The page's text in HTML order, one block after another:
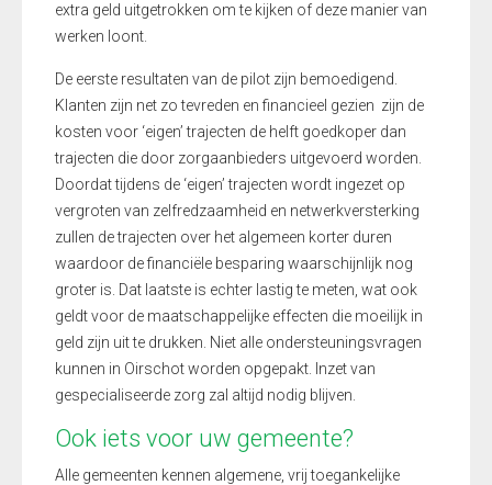
extra geld uitgetrokken om te kijken of deze manier van
werken loont.
De eerste resultaten van de pilot zijn bemoedigend.
Klanten zijn net zo tevreden en financieel gezien zijn de
kosten voor ‘eigen’ trajecten de helft goedkoper dan
trajecten die door zorgaanbieders uitgevoerd worden.
Doordat tijdens de ‘eigen’ trajecten wordt ingezet op
vergroten van zelfredzaamheid en netwerkversterking
zullen de trajecten over het algemeen korter duren
waardoor de financiële besparing waarschijnlijk nog
groter is. Dat laatste is echter lastig te meten, wat ook
geldt voor de maatschappelijke effecten die moeilijk in
geld zijn uit te drukken. Niet alle ondersteuningsvragen
kunnen in Oirschot worden opgepakt. Inzet van
gespecialiseerde zorg zal altijd nodig blijven.
Ook iets voor uw gemeente?
Alle gemeenten kennen algemene, vrij toegankelijke